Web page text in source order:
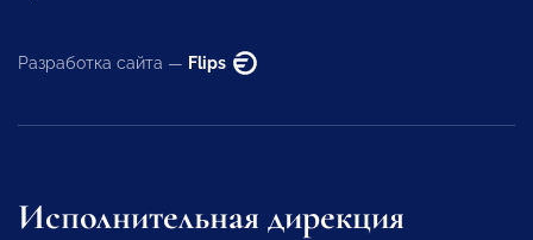
Разработка сайта — Flips
Исполнительная дирекция